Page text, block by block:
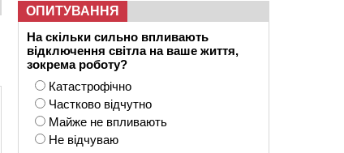
ОПИТУВАННЯ
На скільки сильно впливають
відключення світла на ваше життя,
зокрема роботу?
Катастрофічно
Частково відчутно
Майже не впливають
Не відчуваю